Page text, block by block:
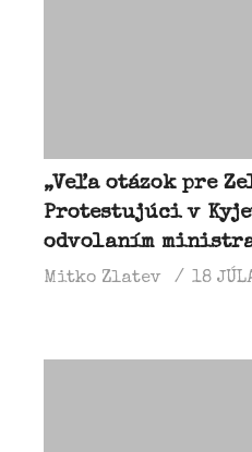
„Veľa otázok pre
Protestujúci v
odvolaním
Mitko Zlatev 18